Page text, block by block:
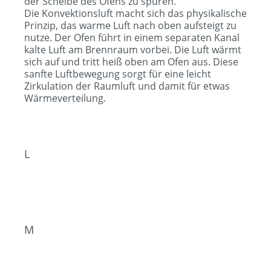
Die Konvektionsluft macht sich das physikalische
Prinzip, das warme Luft nach oben aufsteigt zu
nutze. Der Ofen führt in einem separaten Kanal
kalte Luft am Brennraum vorbei. Die Luft wärmt
sich auf und tritt heiß oben am Ofen aus. Diese
sanfte Luftbewegung sorgt für eine leicht
Zirkulation der Raumluft und damit für etwas
Wärmeverteilung.
L
M